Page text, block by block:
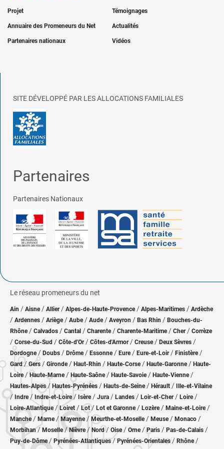
Projet Témoignages
Annuaire des Promeneurs du Net Actualités
Partenaires nationaux Vidéos
SITE DÉVELOPPÉ PAR LES ALLOCATIONS FAMILIALES
Partenaires
Partenaires Nationaux
Le réseau promeneurs du net
Ain / Aisne/ Allier/ Alpes-de-Haute-Provence / Alpes-Maritimes / Ardèche
/ Ardennes / Ariège/ Aube/ Aude / Aveyron / Bas Rhin / Bouches-du-
Rhône/ Calvados / Cantal / Charente / Charente-Maritime/ Cher / Corrèze
/ Corse-du-Sud / Côte-d'Or / Côtes-d'Armor/ Creuse/ Deux Sèvres /
Dordogne/ Doubs / Drôme/ Essonne / Eure/ Eure-et-Loir / Finistère/
Gard/Gers / Gironde/ Haut-Rhin / Haute-Corse/ Haute-Garonne/ Haute-
Loire/Haute-Marne/ Haute-Saône/ Haute-Savoie/ Haute-Vienne/
Hautes-Alpes/ Hautes-Pyrénées / Hauts-de-Seine/ Hérault / Ille-et-Vilaine
/ Indre/ Indre-et-Loire/ Isère/ Jura / Landes / Loir-et-Cher/ Loire/
Loire-Atlantique/ Loiret / Lot/ Lot et Garonne/ Lozère / Maine-et-Loire/
Manche/ Marne/ Mayenne/ Meurthe-et-Moselle/ Meuse/ Monaco /
Morbihan/ Moselle/ Nièvre / Nord/ Oise / Orne/Paris / Pas-de-Calais /
Puy-de-Dôme/ Pyrénées-Atlantiques / Pyrénées-Orientales / Rhône/